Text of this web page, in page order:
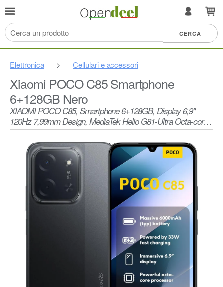
Elettronica > Cellulari e accessori
Xiaomi POCO C85 Smartphone
6+128GB Nero
XIAOMI POCO C85, Smartphone 6+128GB, Display 6,9"
120Hz 7,99mm Design, MediaTek Helio G81-Ultra Octa-core,
Doppia fotocamera AI da 50MP, 6000mAh, garanzia di 2 anni,
Nero, Caricabatteria non incluso